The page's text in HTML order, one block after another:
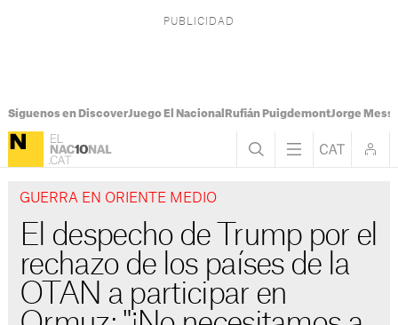
Síguenos en DiscoverJuego El Nacional Rufián PuigdemontJorge Messi
GUERRA EN ORIENTE MEDIO
El despecho de Trump por el
rechazo de los países de la
OTAN a participar en